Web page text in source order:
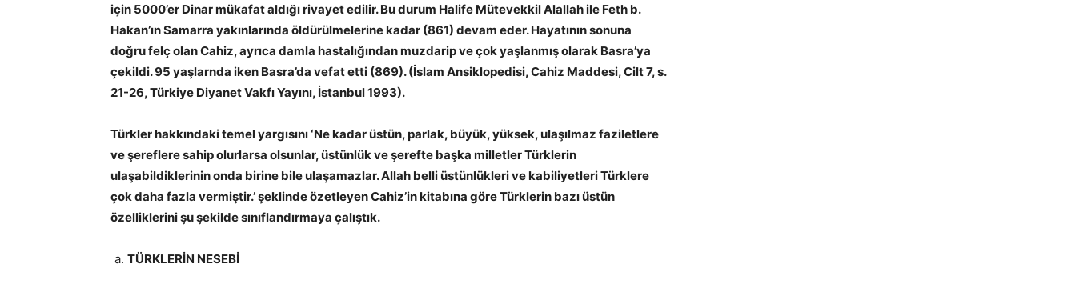
için 5000’er Dinar mükafat aldığı rivayet edilir. Bu durum Halife Mütevekkil Alallah ile Feth b.
Hakan’ın Samarra yakınlarında öldürülmelerine kadar (861) devam eder. Hayatının sonuna
doğru felç olan Cahiz, ayrıca damla hastalığından muzdarip ve çok yaşlanmış olarak Basra’ya
çekildi. 95 yaşlarnda iken Basra’da vefat etti (869). (İslam Ansiklopedisi, Cahiz Maddesi, Cilt 7, s.
21-26, Türkiye Diyanet Vakfı Yayını, İstanbul 1993).
Türkler hakkındaki temel yargısını ‘Ne kadar üstün, parlak, büyük, yüksek, ulaşılmaz faziletlere
ve şereflere sahip olurlarsa olsunlar, üstünlük ve şerefte başka milletler Türklerin
ulaşabildiklerinin onda birine bile ulaşamazlar. Allah belli üstünlükleri ve kabiliyetleri Türklere
çok daha fazla vermiştir.’ şeklinde özetleyen Cahiz’in kitabına göre Türklerin bazı üstün
özelliklerini şu şekilde sınıflandırmaya çalıştık.
TÜRKLERİN NESEBİ